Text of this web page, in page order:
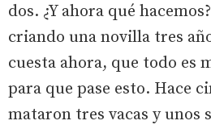
dos. ¿Y ahora qué
criando una novilla tres
cuesta ahora, que todo es
para que pase esto. Hace
mataron tres vacas y unos